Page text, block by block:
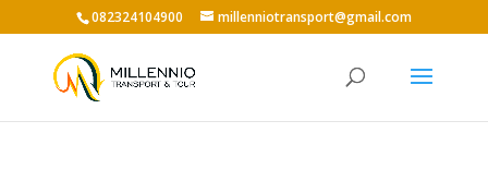
082324104900 millenniotransport@gmail.com